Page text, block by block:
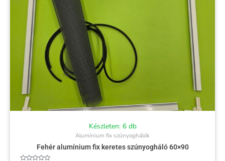
Készleten: 6 db
Alumínium fix szúnyoghálók
Fehér alumínium fix keretes szúnyogháló 60×90